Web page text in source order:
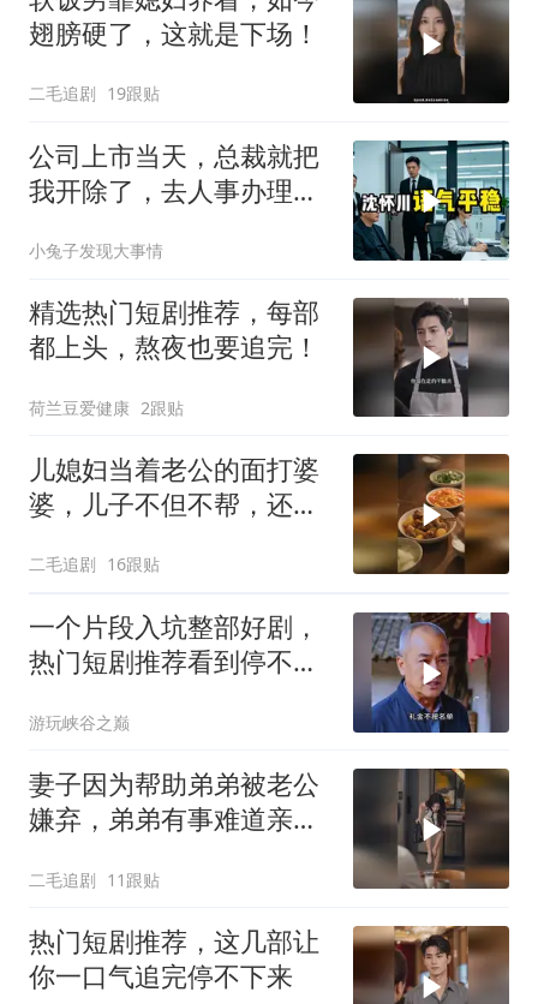
翅膀硬了，这就是下场！
二毛追剧 19跟贴
公司上市当天，总裁就把
我开除了，去人事办理离
小兔子发现大事情
精选热门短剧推荐，每部
都上头，熬夜也要追完！
荷兰豆爱健康 2跟贴
儿媳妇当着老公的面打婆
婆，儿子不但不帮，还助
二毛追剧 16跟贴
一个片段入坑整部好剧，
热门短剧推荐看到停不下
游玩峡谷之巅
妻子因为帮助弟弟被老公
嫌弃，弟弟有事难道亲姐
二毛追剧 11跟贴
热门短剧推荐，这几部让
你一口气追完停不下来